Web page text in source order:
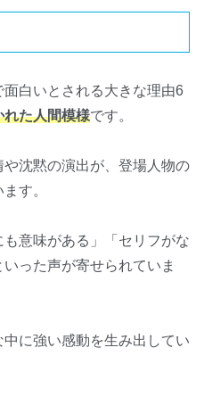
面白いとされる大きな理由6
れた人間模様です。
沈黙の演出が、登場人物の
す。
意味がある」「セリフがな
った声が寄せられていま
に強い感動を生み出してい